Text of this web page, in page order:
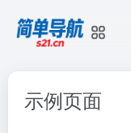
示例页面